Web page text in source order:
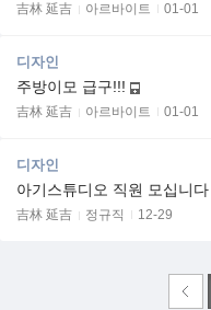
吉林 延吉 아르바이트 01-01
디자인
주방이모 급구!!!
吉林 延吉 아르바이트 01-01
디자인
아기스튜디오 직원 모십니다
吉林 延吉 정규직 12-29